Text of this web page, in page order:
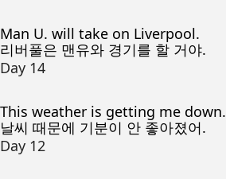
Man U. will take on Liverpool.
리버풀은 맨유와 경기를 할 거야.
Day 14
This weather is getting me down.
날씨 때문에 기분이 안 좋아졌어.
Day 12